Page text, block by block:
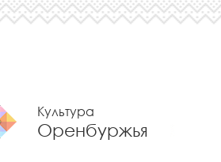
Культура
Оренбуржья